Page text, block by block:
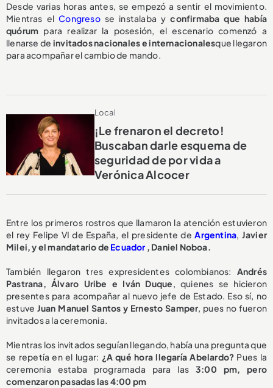
Desde varias horas antes, se empezó a sentir el movimiento.
Mientras elCongresose instalaba yconfirmaba que había
quórum para realizar la posesión, el escenario comenzó a
llenarse de invitados nacionales e internacionalesque llegaron
para acompañar el cambio de mando.
Local
¡Le frenaron el decreto!
Buscaban darle esquema de
seguridad de por vida a
Verónica Alcocer
Entre los primeros rostros que llamaron la atención estuvieron
el rey Felipe VI de España, el presidente deArgentina, Javier
Milei, y el mandatario de Ecuador , Daniel Noboa.
También llegaron tres expresidentes colombianos: Andrés
Pastrana, Álvaro Uribe e Iván Duque, quienes se hicieron
presentes para acompañar al nuevo jefe de Estado. Eso sí, no
estuve Juan Manuel Santos y Ernesto Samper, pues no fueron
invitados a la ceremonia.
Mientras los invitados seguían llegando, había una pregunta que
se repetía en el lugar: ¿A qué hora llegaría Abelardo? Pues la
ceremonia estaba programada para las 3:00 pm, pero
comenzaron pasadas las 4:00 pm